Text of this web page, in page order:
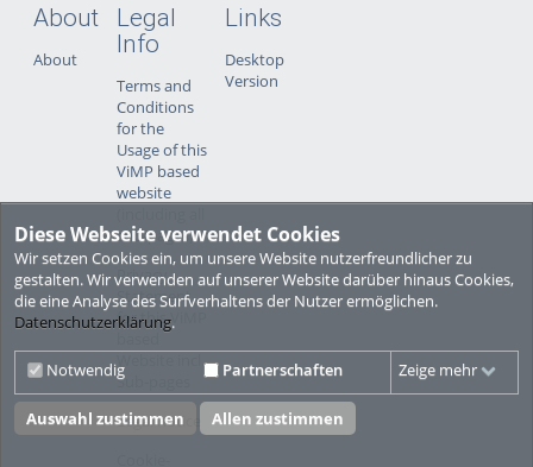
Diese Webseite verwendet Cookies
Wir setzen Cookies ein, um unsere Website nutzerfreundlicher zu
gestalten. Wir verwenden auf unserer Website darüber hinaus Cookies,
die eine Analyse des Surfverhaltens der Nutzer ermöglichen.
Datenschutzerklärung.
Notwendig Partnerschaften Zeige mehr
Auswahl zustimmen Allen zustimmen
About
About
Legal
Info
Terms and
Conditions
for the
Usage of this
ViMP based
website
sub-pages)
Privacy
Statement
for this ViMP
Website incl.
Sub-pages
Legal notice
Links
Desktop
Version